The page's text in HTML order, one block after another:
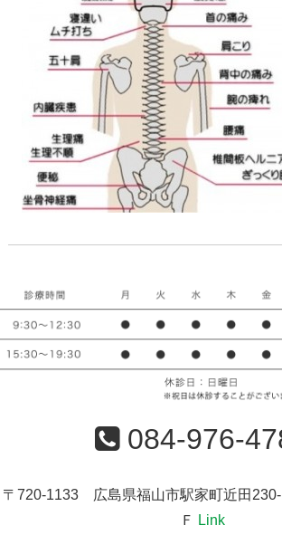
084-976-
〒720-1133 広島県福山市駅家町近田
Ｆ
Link